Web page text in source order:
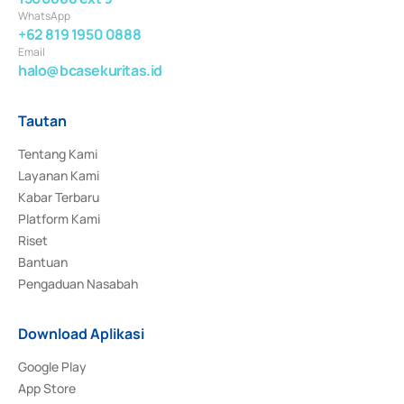
WhatsApp
+62 819 1950 0888
Email
halo@bcasekuritas.id
Tautan
Tentang Kami
Layanan Kami
Kabar Terbaru
Platform Kami
Riset
Bantuan
Pengaduan Nasabah
Download Aplikasi
Google Play
App Store